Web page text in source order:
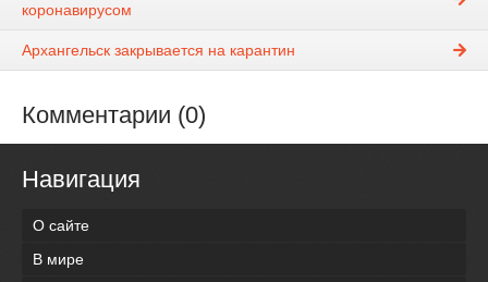
коронавирусом
Архангельск закрывается на карантин
Комментарии (0)
Навигация
О сайте
В мире